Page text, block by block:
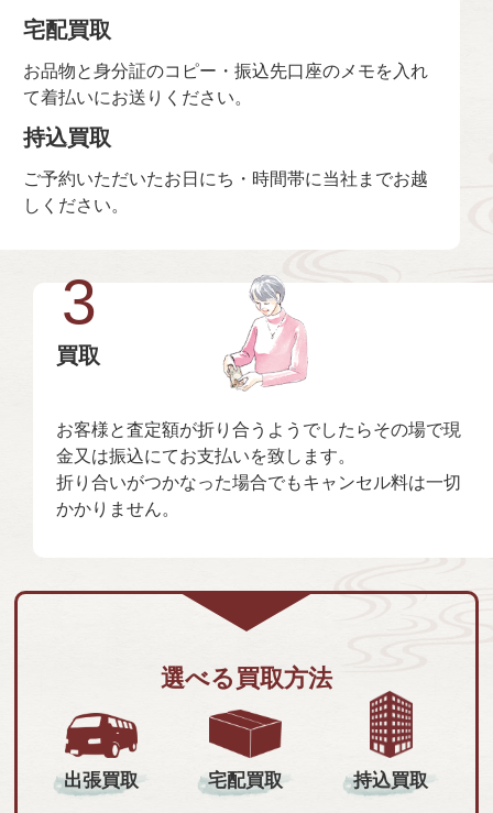
宅配買取
お品物と身分証のコピー・振込先口座のメモを入れ
て着払いにお送りください。
持込買取
ご予約いただいたお日にち・時間帯に当社までお越
しください。
3
買取
お客様と査定額が折り合うようでしたらその場で現
金又は振込にてお支払いを致します。
折り合いがつかなった場合でもキャンセル料は一切
かかりません。
選べる買取方法
出張買取 宅配買取 持込買取